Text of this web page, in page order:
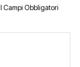
I Campi Obbligatori